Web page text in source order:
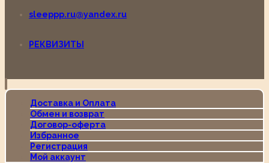
sleeppp.ru@yandex.ru
РЕКВИЗИТЫ
Доставка и Оплата
Обмен и возврат
Договор-оферта
Избранное
Регистрация
Мой аккаунт